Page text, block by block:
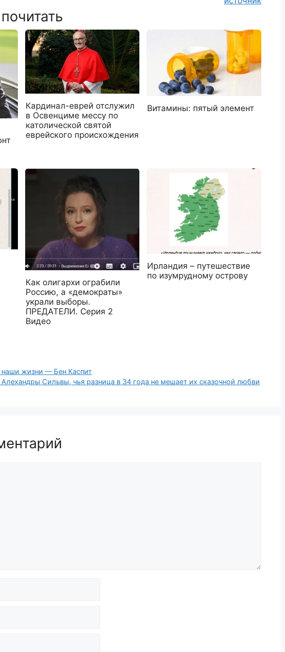
Кардинал-еврей отслужил
в Освенциме мессу по
католической святой
еврейского происхождения
Витамины: пятый элемент
Как олигархи ограбили
Россию, а «демократы»
украли выборы.
ПРЕДАТЕЛИ. Серия 2
Видео
Ирландия – путешествие
по изумрудному острову
наши жизни — Бен Каспит
Сильвы, чья разница в 34 года не мешает их сказочной любви